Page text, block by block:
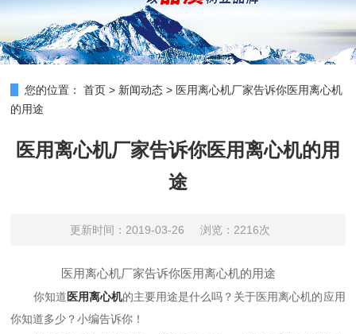
您的位置： 首页 > 新闻动态 > 医用离心机厂家告诉你医用离心机
的用途
医用离心机厂家告诉你医用离心机的用
途
更新时间：2019-03-26 浏览：2216次
医用离心机厂家告诉你医用离心机的用途
你知道医用离心机的主要用途是什么吗？关于医用离心机的应用
你知道多少？小编告诉你！